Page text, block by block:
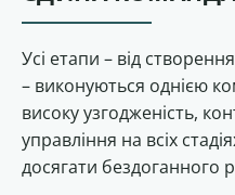
Усі етапи – від
– виконуються однією
високу узгодженість,
управління на всіх
досягати бездоганного